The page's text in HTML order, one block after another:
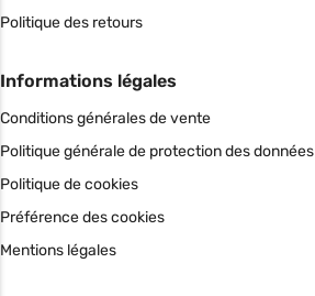
Politique des retours
Informations légales
Conditions générales de vente
Politique générale de protection des données
Politique de cookies
Préférence des cookies
Mentions légales